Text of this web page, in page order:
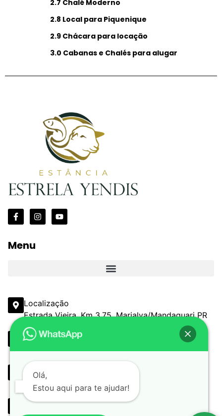
2.7 Chalé Moderno
2.8 Local para Piquenique
2.9 Chácara para locação
3.0 Cabanas e Chalés para alugar
Menu
Localização
Estrada Vieira, Km 3,75, Marialva/Mandaguari PR
Email
comercial@estanciaestrelayendis.com.br
Telefone
(44) 3090-6513 (44) 3232-3367
Whatsapp
Olá,
Estou aqui para te ajudar!